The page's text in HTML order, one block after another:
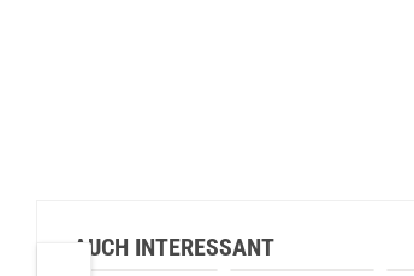
AUCH INTERESSANT